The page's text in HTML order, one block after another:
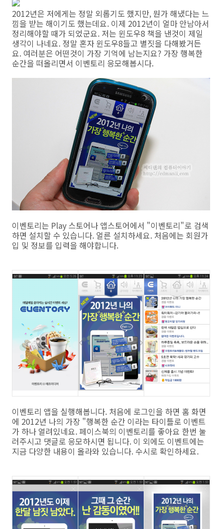
2012년은 저에게는 정말 외롭기도 했지만, 뭔가 해냈다는 느
낌을 받는 해이기도 했는데요. 이제 2012년이 얼마 안남아서
정리해야할 때가 되었군요. 저는 윈도우8 책을 낸것이 제일
생각이 나네요. 정말 혼자 윈도우8들고 별짓을 다해봤거든
요. 여러분은 어떤것이 가장 기억에 남는지요? 가장 행복한
순간을 떠올리면서 이벤토리 응모해봅시다.
이벤토리는 Play 스토어나 앱스토어에서 "이벤토리"로 검색
하면 설치할 수 있습니다. 얼른 설치하세요. 처음에는 회원가
입 및 정보를 입력을 해야합니다.
이벤토리 앱을 실행해봅니다. 처음에 로그인을 하면 홈 화면
에 2012년 나의 가장 "행복한 순간 이라는 타이틀로 이벤트
가 하나 열려있네요. 페이스북의 이벤토리를 좋아요 한번 눌
러주시고 댓글로 응모하시면 됩니다. 이 외에도 이벤트에는
지금 다양한 내용이 올라와 있습니다. 수시로 확인하세요.